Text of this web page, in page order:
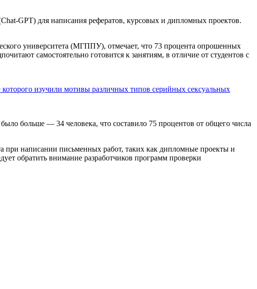
GPT) для написания рефератов, курсовых и дипломных проектов.
университета (МГППУ), отмечает, что 73 процента опрошенных
самостоятельно готовится к занятиям, в отличие от студентов с
которого изучили мотивы различных типов серийных сексуальных
больше — 34 человека, что составило 75 процентов от общего числа
при написании письменных работ, таких как дипломные проекты и
обратить внимание разработчиков программ проверки